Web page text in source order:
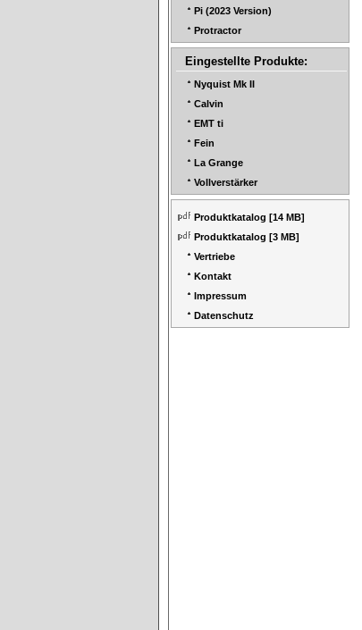
Pi (2023 Version)
Protractor
Eingestellte Produkte:
Nyquist Mk II
Calvin
EMT ti
Fein
La Grange
Vollverstärker
Produktkatalog [14 MB]
Produktkatalog [3 MB]
Vertriebe
Kontakt
Impressum
Datenschutz